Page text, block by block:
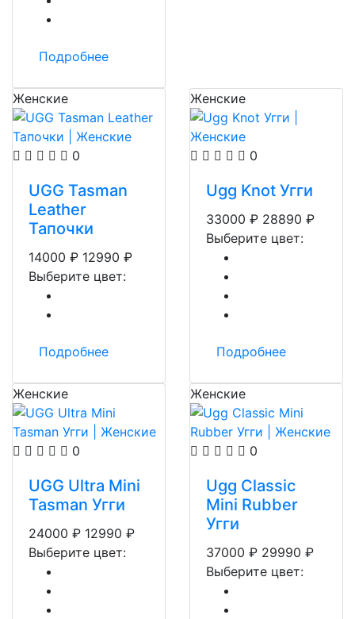
Подробнее
Женские
0
UGG Tasman
Leather
Тапочки
14000 ₽ 12990 ₽
Выберите цвет:
Подробнее
Женские
0
Ugg Knot Угги
33000 ₽ 28890 ₽
Выберите цвет:
Подробнее
Женские
0
UGG Ultra Mini
Tasman Угги
24000 ₽ 12990 ₽
Выберите цвет:
Женские
0
Ugg Classic
Mini Rubber
Угги
37000 ₽ 29990 ₽
Выберите цвет: